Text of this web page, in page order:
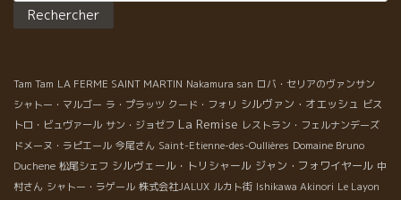
Tam Tam LA FERME SAINT MARTIN Nakamura san ロバ・セリアのヴァンサン
シャトー・マルゴー ラ・プラッツ クード・フォリ シルヴァン・オエッシュ ビス
トロ・ビュヴァール サン・ジョゼフ La Remise レストラン・フェルナンデーズ
ドメーヌ・ラピエール 今尾さん Saint-Etienne-des-Oullières Domaine Bruno
Duchene 松尾シェフ シルヴェール・トリシャール ジャン・フォワイヤール 中
村さん シャトー・ラゲール 株式会社JALUX ルカト街 Ishikawa Akinori Le Layon